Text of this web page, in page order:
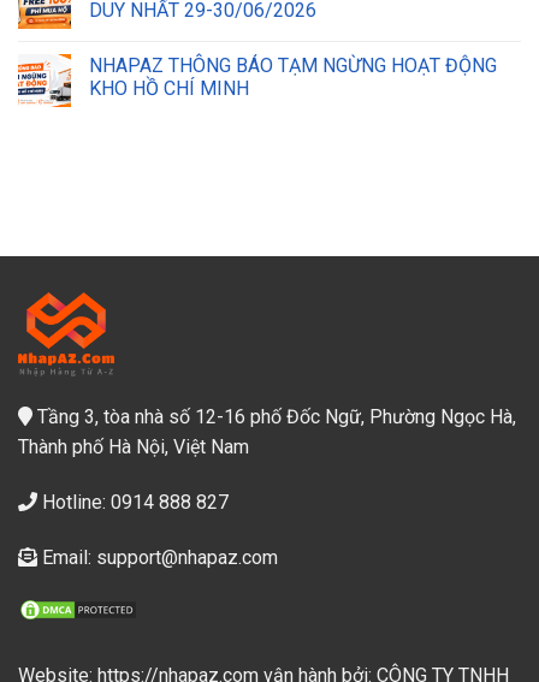
DUY NHẤT 29-30/06/2026
NHAPAZ THÔNG BÁO TẠM NGỪNG HOẠT ĐỘNG
KHO HỒ CHÍ MINH
Tầng 3, tòa nhà số 12-16 phố Đốc Ngữ, Phường Ngọc Hà,
Thành phố Hà Nội, Việt Nam
Hotline: 0914 888 827
Email: support@nhapaz.com
Website: https://nhapaz.com vận hành bởi: CÔNG TY TNHH